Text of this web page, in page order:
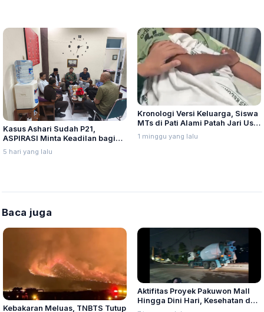
Kasus Ashari Sudah P21,
ASPIRASI Minta Keadilan bagi
Korban
5 hari yang lalu
Kronologi Versi Keluarga, Siswa
MTs di Pati Alami Patah Jari Usai
Diduga Jadi Korban Bullying
1 minggu yang lalu
Baca juga
Kebakaran Meluas, TNBTS Tutup
Aktifitas Proyek Pakuwon Mall
Hingga Dini Hari, Kesehatan dan
Ketenangan Warga Gombel